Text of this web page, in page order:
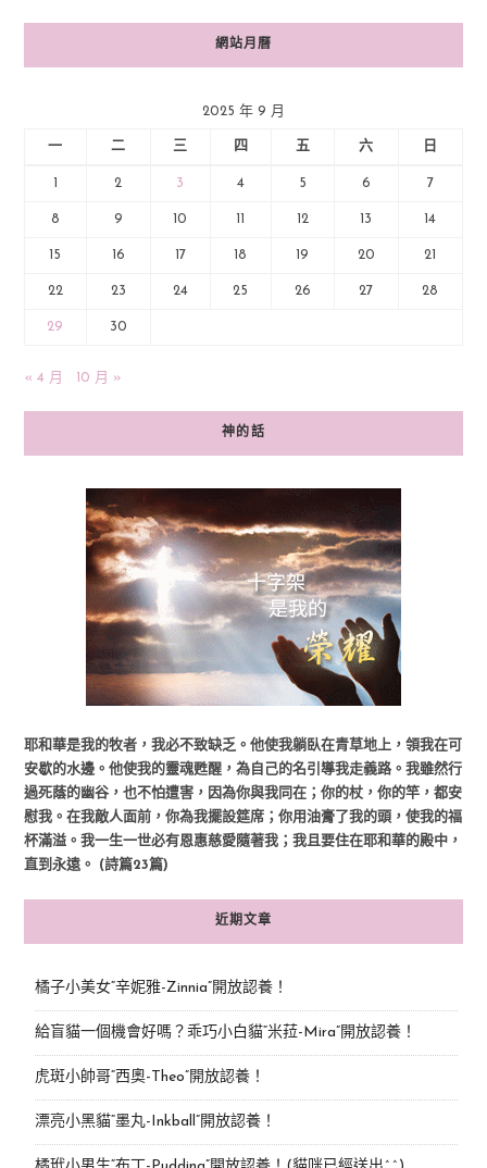
網站月曆
2025 年 9 月
一 二 三 四 五 六 日
1 2 3 4 5 6 7
8 9 10 11 12 13 14
15 16 17 18 19 20 21
22 23 24 25 26 27 28
29 30
« 4 月 10 月 »
神的話
耶和華是我的牧者，我必不致缺乏。他使我躺臥在青草地上，領我在可
安歇的水邊。他使我的靈魂甦醒，為自己的名引導我走義路。我雖然行
過死蔭的幽谷，也不怕遭害，因為你與我同在；你的杖，你的竿，都安
慰我。在我敵人面前，你為我擺設筵席；你用油膏了我的頭，使我的福
杯滿溢。我一生一世必有恩惠慈愛隨著我；我且要住在耶和華的殿中，
直到永遠。 (詩篇23篇)
近期文章
橘子小美女“辛妮雅-Zinnia”開放認養！
給盲貓一個機會好嗎？乖巧小白貓“米菈-Mira”開放認養！
虎斑小帥哥“西奧-Theo”開放認養！
漂亮小黑貓“墨丸-Inkball”開放認養！